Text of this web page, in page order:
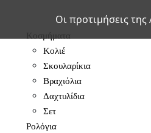
Κοσμήματα
Κολιέ
Σκουλαρίκια
Βραχιόλια
Δαχτυλίδια
Σετ
Ρολόγια
Οι προτιμήσεις